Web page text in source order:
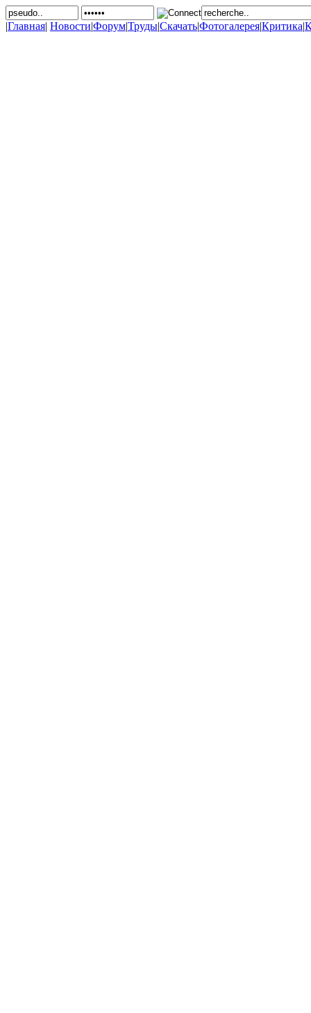
|Главная| Новости|Форум|Труды|Скачать|Фотогалерея|Критика|